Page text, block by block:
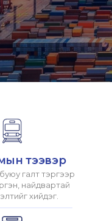
тээвэр
буюу галт тэргээр
найдвартай
хийдэг.